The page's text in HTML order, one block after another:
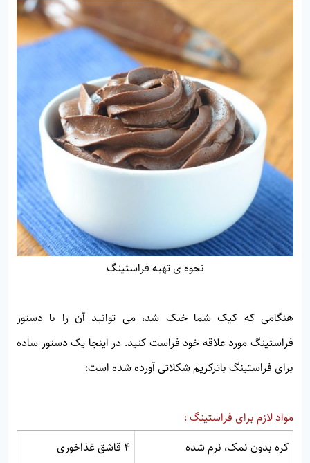
نحوه ی تهیه فراستینگ
هنگامی که کیک شما خنک شد، می توانید آن را با دستور
فراستینگ مورد علاقه خود فراست کنید. در اینجا یک دستور ساده
برای فراستینگ باترکریم شکلاتی آورده شده است:
مواد لازم برای فراستینگ :
کره بدون نمک، نرم شده
4 قاشق غذاخوری